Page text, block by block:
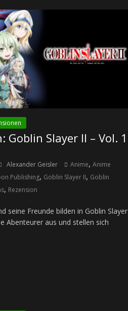
Goblin Slayer II – Vol. 1
Alexander Geisler Anime,Anime
Publishing, Goblin Slayer II, Goblin
, Rezension
seine Freunde bilden in Goblin Slayer
Abenteurer aus und stellen sich